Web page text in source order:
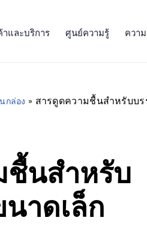
าและบริการ ศูนย์ความรู้ ควา
กล่อง » สารดูดความชื้นสำหรับบ
ชื้นสำหรับ
าดเล็ก